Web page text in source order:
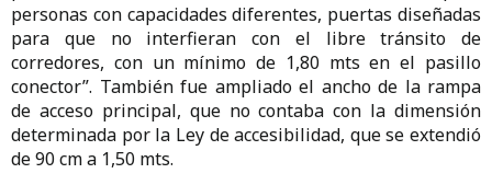
personas con capacidades diferentes, puertas diseñadas
para que no interfieran con el libre tránsito de
corredores, con un mínimo de 1,80 mts en el pasillo
conector”. También fue ampliado el ancho de la rampa
de acceso principal, que no contaba con la dimensión
determinada por la Ley de accesibilidad, que se extendió
de 90 cm a 1,50 mts.